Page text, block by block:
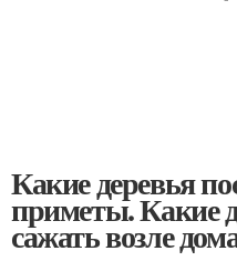
Какие деревья
приметы. Какие
сажать возле